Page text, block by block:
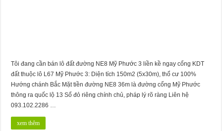
Tôi đang cần bán lô đất đường NE8 Mỹ Phước 3 liền kề ngay cổng KDT
đất thuộc lô L67 Mỹ Phước 3: Diện tích 150m2 (5x30m), thổ cư 100%
Hướng chánh Bắc Mặt tiền đường NE8 36m là đường cổng Mỹ Phước
thông ra quốc lộ 13 Sổ đỏ riêng chính chủ, pháp lý rõ ràng Liên hệ
093.102.2286 …
xem thêm